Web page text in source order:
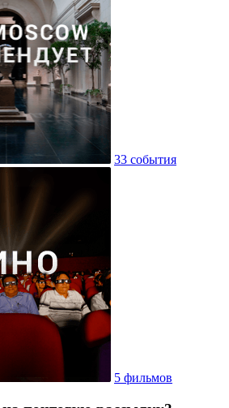
33 события
5 фильмов